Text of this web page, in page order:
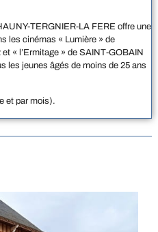
TERGNIER-LA FERE offre une
les cinémas « Lumière » de
« l’Ermitage » de SAINT-GOBAIN
les jeunes âgés de moins de 25 ans
et par mois).